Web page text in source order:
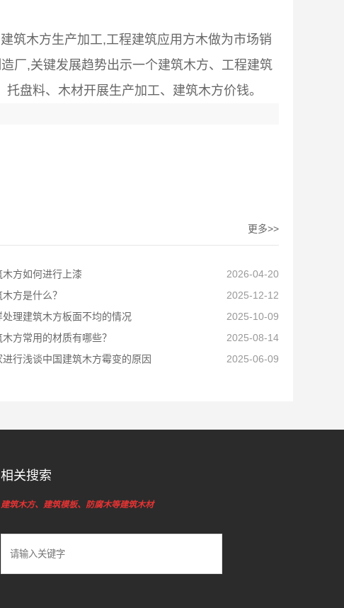
木方生产加工,工程建筑应用方木做为市场销
厂,关键发展趋势出示一个建筑木方、工程建筑
盘料、木材开展生产加工、建筑木方价钱。
更多>>
木方如何进行上漆
2026-04-20
木方是什么？
2025-12-12
处理建筑木方板面不均的情况
2025-10-09
木方常用的材质有哪些？
2025-08-14
进行浅谈中国建筑木方霉变的原因 2025-06-09
相关搜索
建筑木方、建筑模板、防腐木等建筑木材